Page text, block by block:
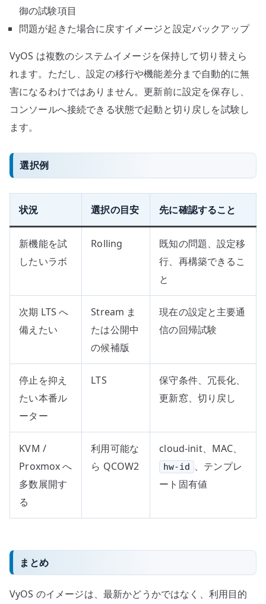
御の試験項目
問題が起きた場合に戻すイメージと設定バックアップ
VyOS は複数のシステムイメージを保持して切り替えら
れます。ただし、設定の移行や機能差分まで自動的に無
害になるわけではありません。更新前に設定を保存し、
コンソールへ接続できる状態で起動と切り戻しを試験し
ます。
選択例
状況 選択の目安 先に確認すること
新機能を試
したいラボ
Rolling
既知の問題、設定移
行、再構築できるこ
と
次期 LTS へ
備えたい
Stream ま
たは公開中
の候補版
現在の設定と主要通
信の回帰試験
停止を抑え
たい本番ル
ーター
LTS
保守条件、冗長化、
更新窓、切り戻し
KVM /
Proxmox へ
多数展開す
る
利用可能な
ら QCOW2
cloud-init、MAC、
hw-id 、テンプレ
ート固有値
まとめ
VyOS のイメージは、最新かどうかではなく、利用目的